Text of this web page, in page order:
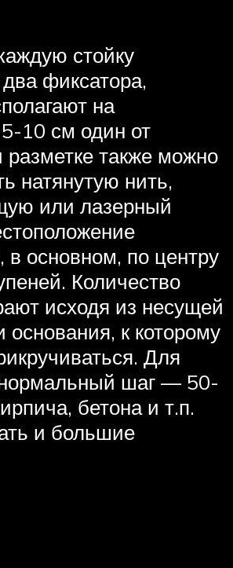
стойку
фиксатора,
на
10 см один от
разметке также можно
натянутую нить,
или лазерный
в основном, по центру
Количество
исходя из несущей
основания, к которому
Для
шаг — 50-
бетона и т.п.
и большие